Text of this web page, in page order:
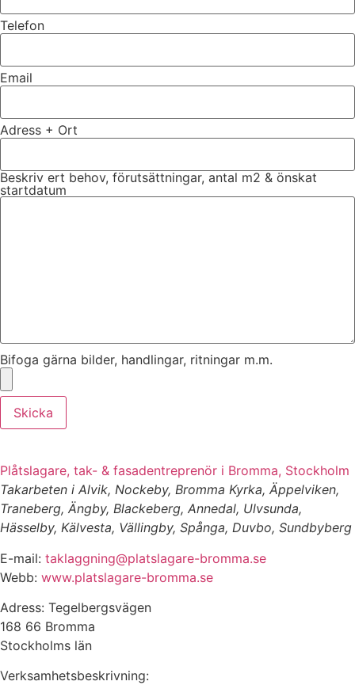
Telefon
Email
Adress + Ort
Beskriv ert behov, förutsättningar, antal m2 & önskat
startdatum
Bifoga gärna bilder, handlingar, ritningar m.m.
Skicka
Plåtslagare, tak- & fasadentreprenör i Bromma, Stockholm
Takarbeten i Alvik, Nockeby, Bromma Kyrka, Äppelviken,
Traneberg, Ängby, Blackeberg, Annedal, Ulvsunda,
Hässelby, Kälvesta, Vällingby, Spånga, Duvbo, Sundbyberg
E-mail: taklaggning@platslagare-bromma.se
Webb: www.platslagare-bromma.se
Adress: Tegelbergsvägen
168 66 Bromma
Stockholms län
Verksamhetsbeskrivning: